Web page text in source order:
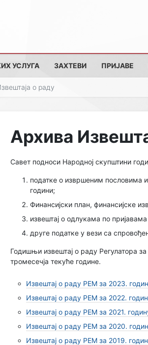
УСЛУГА ЗАХТЕВИ ПРИЈАВЕ
о раду
Архива
Савет подноси Народној скупштини
податке о извршеним пословима
години;
Финансијски план, финансијске
извештај о одлукама по
друге податке у вези са
Годишњи извештај о раду Регулатора
тромесечја текуће године.
Извештај о раду РЕМ за 2023.
Извештај о раду РEM за 2022.
Извештај о раду РEM за 2021.
Извештај о раду РEM за 2020.
Извештај о раду РEM за 2019.